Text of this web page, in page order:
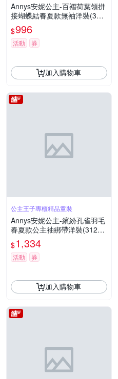
Annys安妮公主-百褶荷葉領拼
接蝴蝶結春夏款無袖洋裝(315
8白色)
$996
活動 券
加入購物車
公主王子專櫃精品童裝
Annys安妮公主-繽紛孔雀羽毛
春夏款公主袖綁帶洋裝(3128
水藍色)
$1,334
活動 券
加入購物車